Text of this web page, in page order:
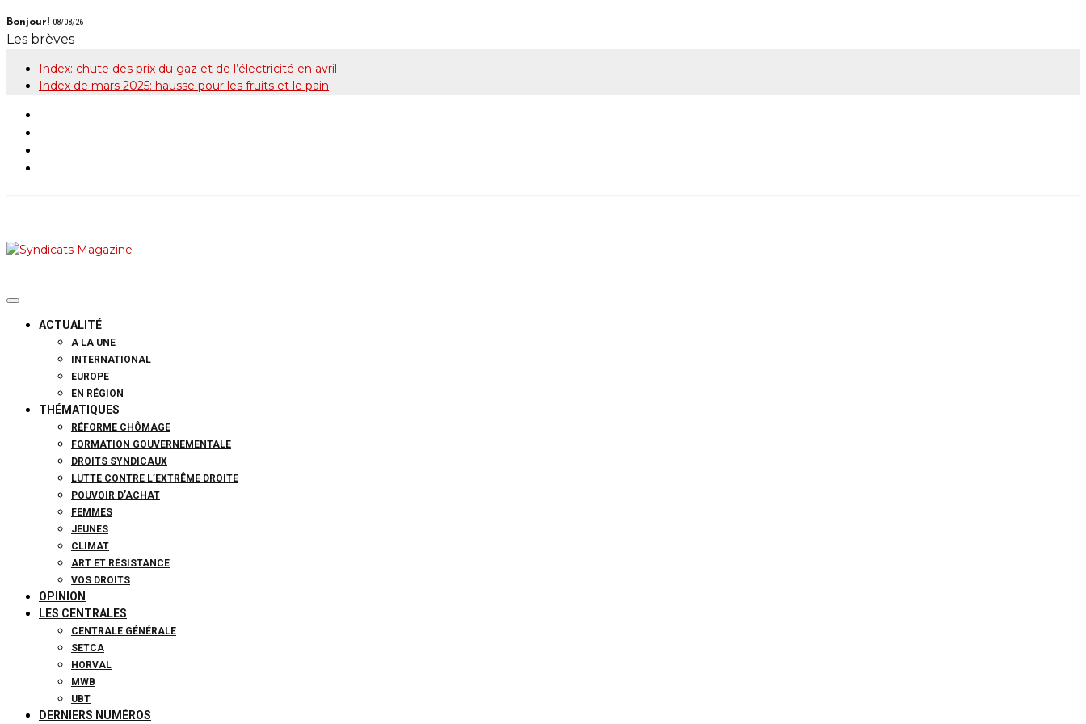
Skip
to
content
Bonjour! 08/08/26
Les brèves
Index: chute des prix du gaz et de l’électricité en avril
Index de mars 2025: hausse pour les fruits et le pain
ACTUALITÉ
A LA UNE
INTERNATIONAL
EUROPE
EN RÉGION
THÉMATIQUES
RÉFORME CHÔMAGE
FORMATION GOUVERNEMENTALE
DROITS SYNDICAUX
LUTTE CONTRE L’EXTRÊME DROITE
POUVOIR D’ACHAT
FEMMES
JEUNES
CLIMAT
ART ET RÉSISTANCE
VOS DROITS
OPINION
LES CENTRALES
CENTRALE GÉNÉRALE
SETCA
HORVAL
MWB
UBT
DERNIERS NUMÉROS